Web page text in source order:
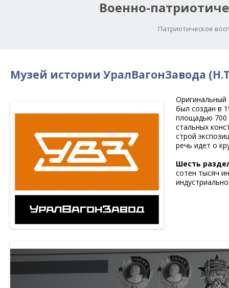
Военно-
Патриотическое
Музей истории УралВагонЗавода
Оригинальный
был создан в
площадью 700
стальных
строй
речь идет о
Шесть
сотен тысяч